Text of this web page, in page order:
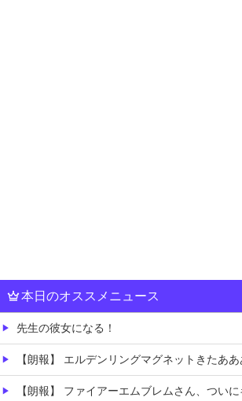
本日のオススメニュース
先生の彼女になる！
【朗報】 エルデンリングマグネットきたあ
【朗報】 ファイアーエムブレムさん、ついにキャラ成長率が